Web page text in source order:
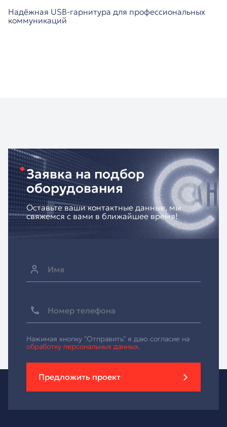
Надёжная USB-гарнитура для профессиональных
коммуникаций
Заявка на подбор
оборудования
Оставьте ваши контактные данные, мы
свяжемся с вами в ближайшее время!
Нажимая кнопку "Отправить" я даю согласие на
обработку персональных данных.
Предложить проект